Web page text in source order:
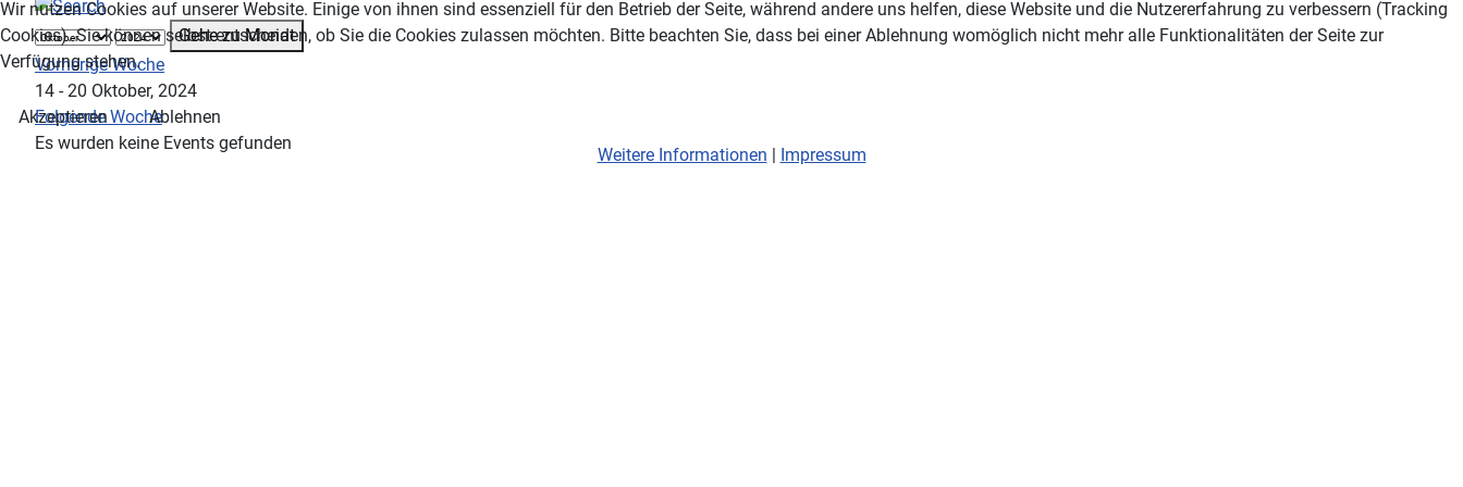
Gehe zu Monat
Vorherige Woche
14 - 20 Oktober, 2024
Folgende Woche
Es wurden keine Events gefunden
Wir nutzen Cookies auf unserer Website. Einige von ihnen sind essenziell für den Betrieb der Seite, während andere uns helfen, diese Website und die Nutzererfahrung zu verbessern (Tracking
Cookies). Sie können selbst entscheiden, ob Sie die Cookies zulassen möchten. Bitte beachten Sie, dass bei einer Ablehnung womöglich nicht mehr alle Funktionalitäten der Seite zur
Verfügung stehen.
Akzeptieren
Ablehnen
Weitere Informationen | Impressum